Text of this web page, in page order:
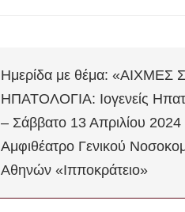
Ημερίδα με θέμα: «ΑΙΧΜΕΣ
ΗΠΑΤΟΛΟΓΙΑ: Ιογενείς
– Σάββατο 13 Απριλίου 2024
Αμφιθέατρο Γενικού
Αθηνών «Ιπποκράτειο»